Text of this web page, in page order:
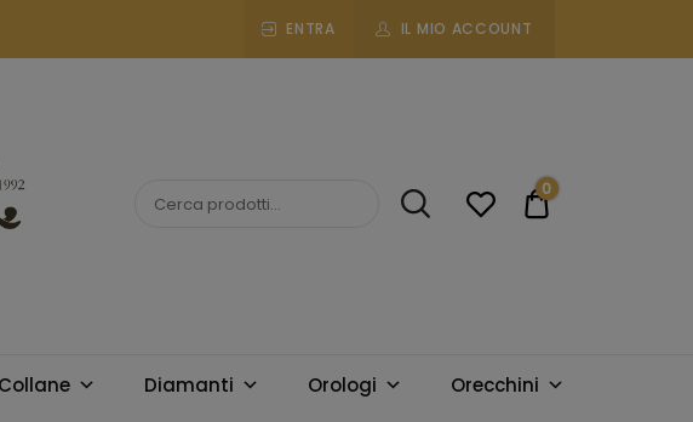
ENTRA IL MIO ACCOUNT
€0.00
0
Collane Diamanti Orologi Orecchini